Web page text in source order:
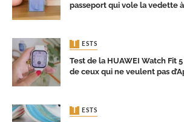
passeport qui vole la vedette à
TESTS
Test de la HUAWEI Watch Fit
de ceux qui ne veulent pas
TESTS